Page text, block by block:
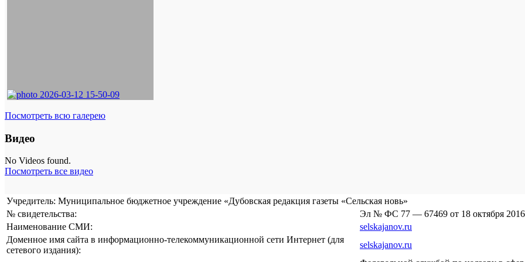
Посмотреть всю галерею
Видео
No Videos found.
Посмотреть все видео
Учредитель: Муниципальное бюджетное учреждение «Дубовская редакция газеты «Сельская новь»
№ свидетельства:
Эл № ФС 77 — 67469 от 18 октября
Наименование СМИ:
selskajanov.ru
Доменное имя сайта в информационно-телекоммуникационной сети Интернет (для
сетевого издания):
selskajanov.ru